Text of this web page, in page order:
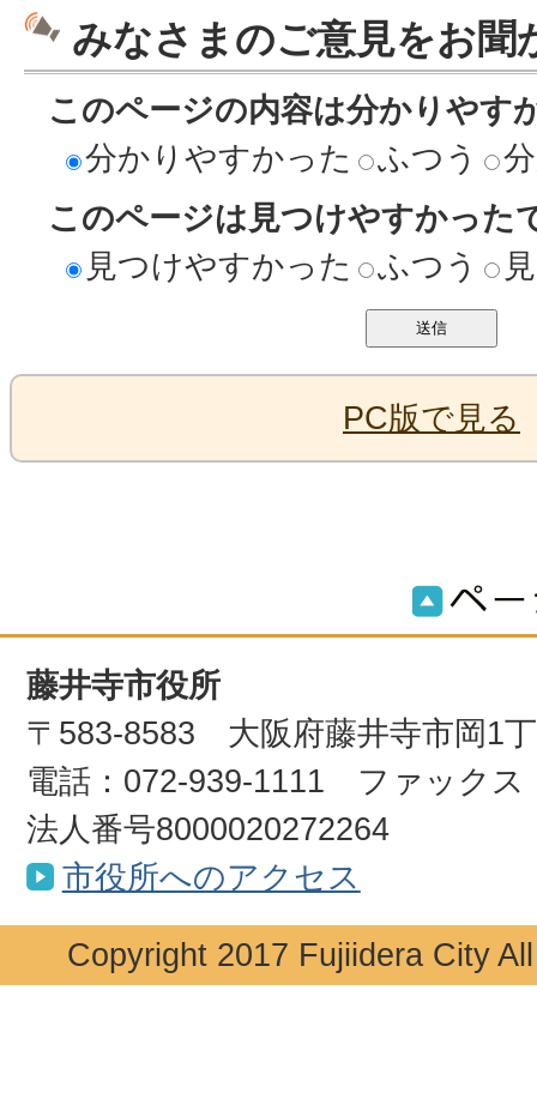
みなさまのご意見をお聞
このページの内容は分かりやす
分かりやすかった
ふつう
このページは見つけやすかった
見つけやすかった
ふつう
PC版で見る
藤井寺市役所
〒583-8583 大阪府藤井寺市岡1
電話：072-939-1111 ファックス
法人番号8000020272264
市役所へのアクセス
Copyright 2017 Fujiidera City